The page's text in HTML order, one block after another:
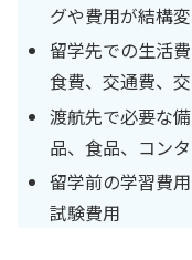
グや費用が結構
留学先での生活
食費、交通費、
渡航先で必要な
品、食品、コン
留学前の学習費
試験費用